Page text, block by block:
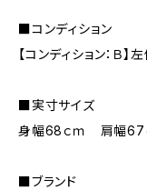
■コンディション
【コンディション：Ｂ
■実寸サイズ
身幅68ｃｍ 肩幅67
■ブランド